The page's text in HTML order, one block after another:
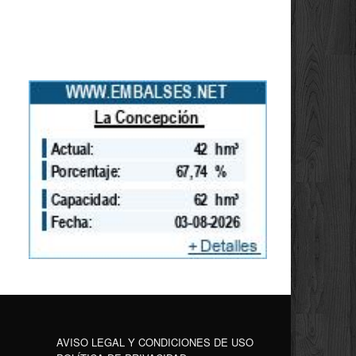
AVISO LEGAL Y CONDICIONES DE USO